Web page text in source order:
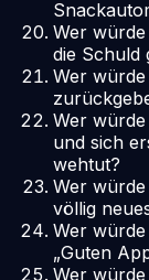
Wer
die Schuld
Wer
Wer
und sich
wehtut?
Wer
völlig
Wer würde
„Guten
Wer